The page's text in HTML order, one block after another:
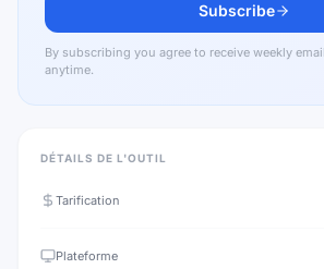
Subscribe
By subscribing you agree to receive weekly
anytime.
DÉTAILS DE L'OUTIL
Tarification
Plateforme